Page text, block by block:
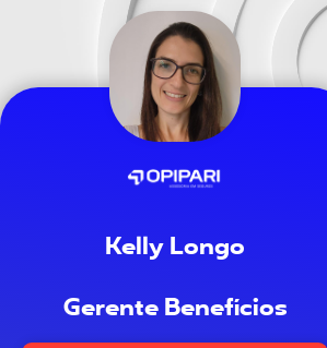
Kelly Longo
Gerente Benefícios